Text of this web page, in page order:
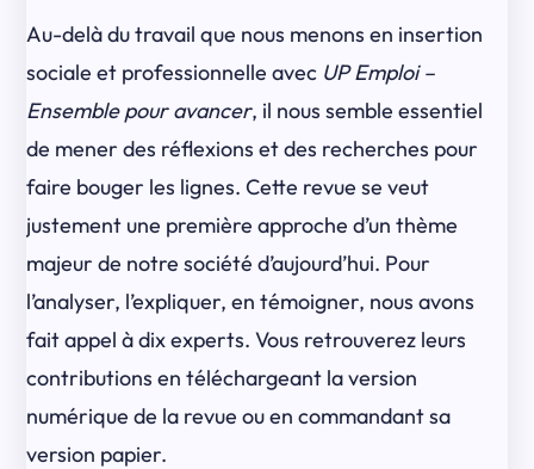
Au-delà du travail que nous menons en insertion
sociale et professionnelle avec UP Emploi –
Ensemble pour avancer, il nous semble essentiel
de mener des réflexions et des recherches pour
faire bouger les lignes. Cette revue se veut
justement une première approche d’un thème
majeur de notre société d’aujourd’hui. Pour
l’analyser, l’expliquer, en témoigner, nous avons
fait appel à dix experts. Vous retrouverez leurs
contributions en téléchargeant la version
numérique de la revue ou en commandant sa
version papier.